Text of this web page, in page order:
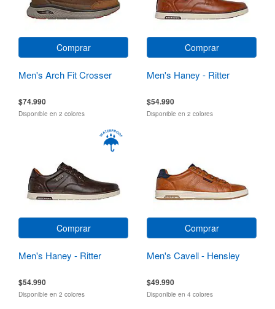
Comprar
Men's Arch Fit Crosser
$74.990
Disponible en 2 colores
Comprar
Men's Haney - Ritter
$54.990
Disponible en 2 colores
Comprar
Men's Haney - Ritter
$54.990
Disponible en 2 colores
Comprar
Men's Cavell - Hensley
$49.990
Disponible en 4 colores